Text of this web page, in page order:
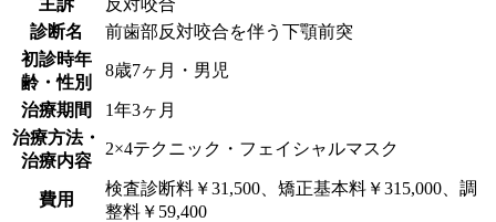
診断名
前歯部反対咬合を伴う下顎前突
初診時年
齢・性別
8歳7ヶ月・男児
治療期間
1年3ヶ月
治療方法・
治療内容
2×4テクニック・フェイシャルマスク
費用
検査診断料￥31,500、矯正基本料￥315,000、調
整料￥59,400